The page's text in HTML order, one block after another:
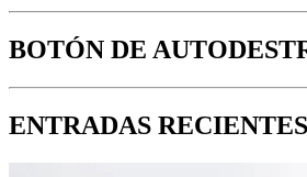
BOTÓN DE
ENTRADAS RECIENTES